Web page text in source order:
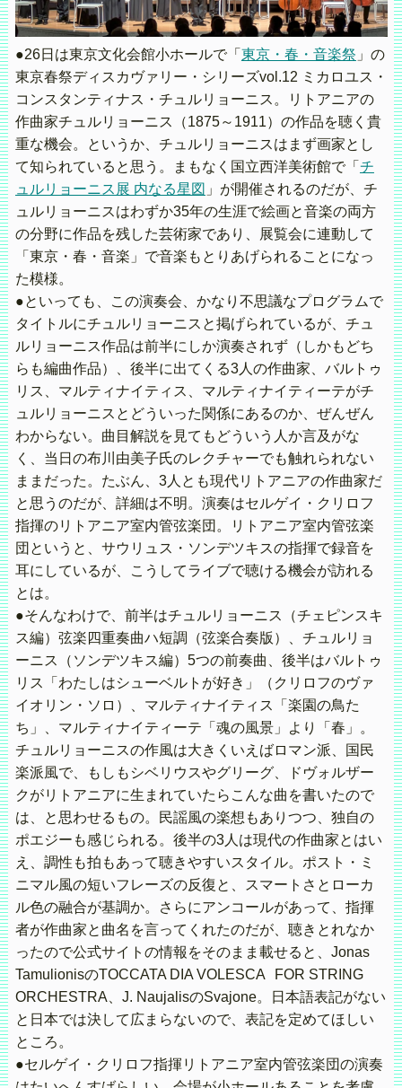
●26日は東京文化会館小ホールで「 東京・春・音楽祭 」の
東京春祭ディスカヴァリー・シリーズvol.12 ミカロユス・
コンスタンティナス・チュルリョーニス。リトアニアの
作曲家チュルリョーニス（1875～1911）の作品を聴く貴
重な機会。というか、チュルリョーニスはまず画家とし
て知られていると思う。まもなく国立西洋美術館で「 チ
ュルリョーニス展 内なる星図 」が開催されるのだが、チ
ュルリョーニスはわずか35年の生涯で絵画と音楽の両方
の分野に作品を残した芸術家であり、展覧会に連動して
「東京・春・音楽」で音楽もとりあげられることになっ
た模様。
●といっても、この演奏会、かなり不思議なプログラムで
タイトルにチュルリョーニスと掲げられているが、チュ
ルリョーニス作品は前半にしか演奏されず（しかもどち
らも編曲作品）、後半に出てくる3人の作曲家、バルトゥ
リス、マルティナイティス、マルティナイティーテがチ
ュルリョーニスとどういった関係にあるのか、ぜんぜん
わからない。曲目解説を見てもどういう人か言及がな
く、当日の布川由美子氏のレクチャーでも触れられない
ままだった。たぶん、3人とも現代リトアニアの作曲家だ
と思うのだが、詳細は不明。演奏はセルゲイ・クリロフ
指揮のリトアニア室内管弦楽団。リトアニア室内管弦楽
団というと、サウリュス・ソンデツキスの指揮で録音を
耳にしているが、こうしてライブで聴ける機会が訪れる
とは。
●そんなわけで、前半はチュルリョーニス（チェピンスキ
ス編）弦楽四重奏曲ハ短調（弦楽合奏版）、チュルリョ
ーニス（ソンデツキス編）5つの前奏曲、後半はバルトゥ
リス「わたしはシューベルトが好き」（クリロフのヴァ
イオリン・ソロ）、マルティナイティス「楽園の鳥た
ち」、マルティナイティーテ「魂の風景」より「春」。
チュルリョーニスの作風は大きくいえばロマン派、国民
楽派風で、もしもシベリウスやグリーグ、ドヴォルザー
クがリトアニアに生まれていたらこんな曲を書いたので
は、と思わせるもの。民謡風の楽想もありつつ、独自の
ポエジーも感じられる。後半の3人は現代の作曲家とはい
え、調性も拍もあって聴きやすいスタイル。ポスト・ミ
ニマル風の短いフレーズの反復と、スマートさとローカ
ル色の融合が基調か。さらにアンコールがあって、指揮
者が作曲家と曲名を言ってくれたのだが、聴きとれなか
ったので公式サイトの情報をそのまま載せると、Jonas
TamulionisのTOCCATA DIA VOLESCA FOR STRING
ORCHESTRA、J. NaujalisのSvajone。日本語表記がない
と日本では決して広まらないので、表記を定めてほしい
ところ。
●セルゲイ・クリロフ指揮リトアニア室内管弦楽団の演奏